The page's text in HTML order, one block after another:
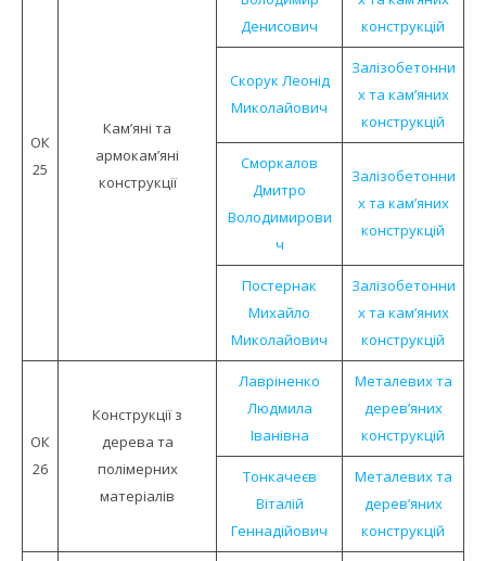
ОК
25
Кам’яні та
армокам’яні
конструкції
Денисович
конструкцій
Скорук Леонід
Миколайович
Залізобетонни
х та кам’яних
конструкцій
Сморкалов
Дмитро
Володимирови
ч
Залізобетонни
х та кам’яних
конструкцій
Постернак
Михайло
Миколайович
Залізобетонни
х та кам’яних
конструкцій
ОК
26
Конструкцiї з
дерева та
полімерних
матеріалів
Лавріненко
Людмила
Іванівна
Металевих та
дерев’яних
конструкцій
Тонкачеєв
Віталій
Геннадійович
Металевих та
дерев’яних
конструкцій